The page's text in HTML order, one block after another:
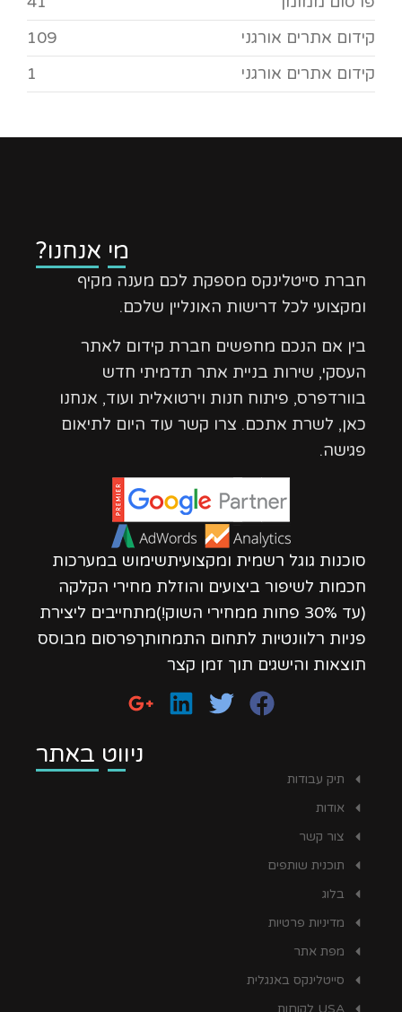
קידום אתרים אורגני
109
קידום אתרים אורגני
1
מי אנחנו?
חברת סייטלינקס מספקת לכם מענה מקיף
ומקצועי לכל דרישות האונליין שלכם.
בין אם הנכם מחפשים חברת קידום לאתר
העסקי, שירות בניית אתר תדמיתי חדש
בוורדפרס, פיתוח חנות וירטואלית ועוד, אנחנו
כאן, לשרת אתכם. צרו קשר עוד היום לתיאום
פגישה.
סוכנות גוגל רשמית ומקצועיתשימוש במערכות
חכמות לשיפור ביצועים והוזלת מחירי הקלקה
(עד 30% פחות ממחירי השוק!)מתחייבים ליצירת
פניות רלוונטיות לתחום התמחותךפרסום מבוסס
תוצאות והישגים תוך זמן קצר
ניווט באתר
תיק עבודות
אודות
צור קשר
תוכנית שותפים
בלוג
מדיניות פרטיות
מפת אתר
סייטלינקס באנגלית